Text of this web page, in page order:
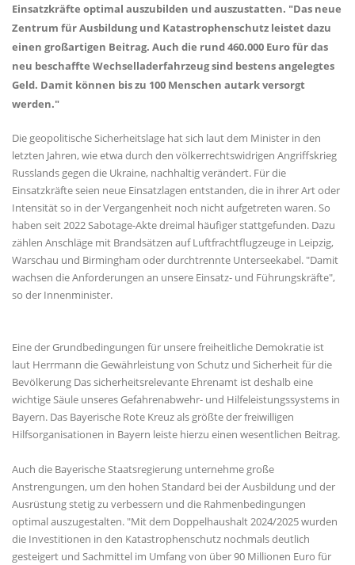
Einsatzkräfte optimal auszubilden und auszustatten. "Das neue
Zentrum für Ausbildung und Katastrophenschutz leistet dazu
einen großartigen Beitrag. Auch die rund 460.000 Euro für das
neu beschaffte Wechselladerfahrzeug sind bestens angelegtes
Geld. Damit können bis zu 100 Menschen autark versorgt
werden."
Die geopolitische Sicherheitslage hat sich laut dem Minister in den
letzten Jahren, wie etwa durch den völkerrechtswidrigen Angriffskrieg
Russlands gegen die Ukraine, nachhaltig verändert. Für die
Einsatzkräfte seien neue Einsatzlagen entstanden, die in ihrer Art oder
Intensität so in der Vergangenheit noch nicht aufgetreten waren. So
haben seit 2022 Sabotage-Akte dreimal häufiger stattgefunden. Dazu
zählen Anschläge mit Brandsätzen auf Luftfrachtflugzeuge in Leipzig,
Warschau und Birmingham oder durchtrennte Unterseekabel. "Damit
wachsen die Anforderungen an unsere Einsatz- und Führungskräfte",
so der Innenminister.
Eine der Grundbedingungen für unsere freiheitliche Demokratie ist
laut Herrmann die Gewährleistung von Schutz und Sicherheit für die
Bevölkerung Das sicherheitsrelevante Ehrenamt ist deshalb eine
wichtige Säule unseres Gefahrenabwehr- und Hilfeleistungssystems in
Bayern. Das Bayerische Rote Kreuz als größte der freiwilligen
Hilfsorganisationen in Bayern leiste hierzu einen wesentlichen Beitrag.
Auch die Bayerische Staatsregierung unternehme große
Anstrengungen, um den hohen Standard bei der Ausbildung und der
Ausrüstung stetig zu verbessern und die Rahmenbedingungen
optimal auszugestalten. "Mit dem Doppelhaushalt 2024/2025 wurden
die Investitionen in den Katastrophenschutz nochmals deutlich
gesteigert und Sachmittel im Umfang von über 90 Millionen Euro für